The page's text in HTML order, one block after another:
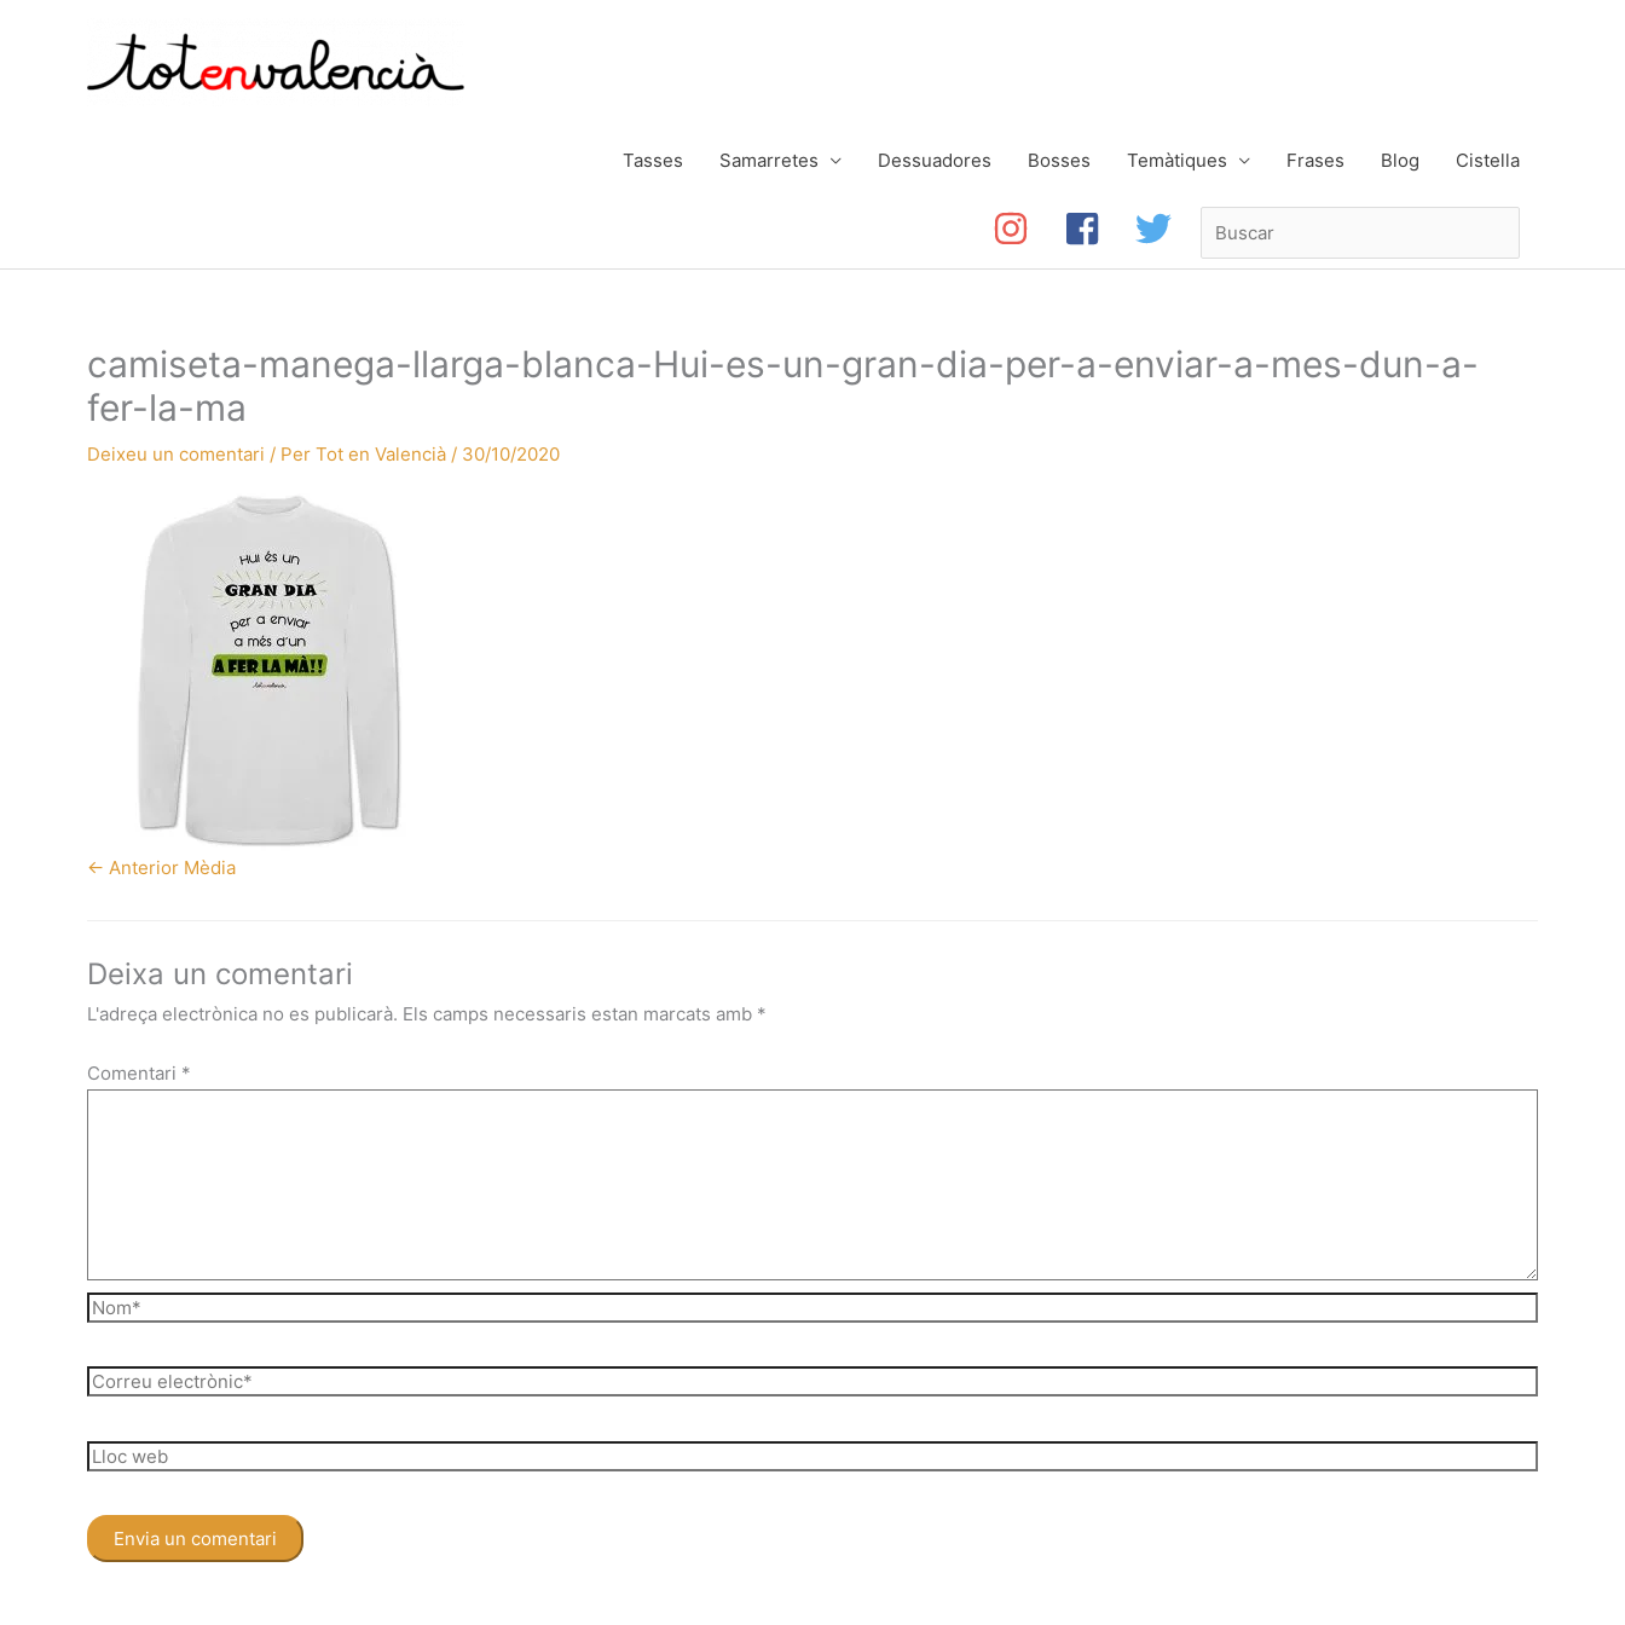
Tasses Samarretes Dessuadores Bosses Temàtiques Frases Blog Cistella
camiseta-manega-llarga-blanca-Hui-es-un-gran-dia-per-a-enviar-a-mes-dun-a-
fer-la-ma
Deixeu un comentari / Per Tot en Valencià / 30/10/2020
← Anterior Mèdia
Deixa un comentari
L'adreça electrònica no es publicarà. Els camps necessaris estan marcats amb *
Comentari *
Nom*
Correu
Lloc